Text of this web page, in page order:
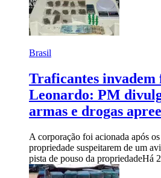
Brasil
Traficantes invadem
Leonardo: PM
armas e drogas
A corporação foi acionada após
propriedade suspeitarem de um
pista de pouso da propriedadeHá